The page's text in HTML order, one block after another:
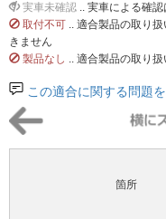
実車未確認 .. 実車による確
取付不可 .. 適合製品の取り
きません
製品なし .. 適合製品の取り
この適合に関する問題
箇所